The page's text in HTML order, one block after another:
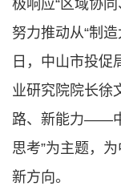
极响应“区域协
努力推动从“制
日，中山市投促
业研究院院长徐
路、新能力——
思考”为主题，
新方向。